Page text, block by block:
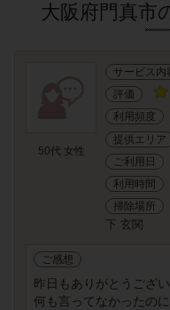
大阪府門真市
50代 女性
サービス内
評価
利用頻度
提供エリア
ご利用日
利用時間
掃除場所
下 玄関
ご感想
昨日もありがとうござい
何も言ってなかったの